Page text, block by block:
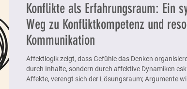
Konflikte als Erfahrungsraum: Ein
Weg zu Konfliktkompetenz und
Kommunikation
Affektlogik zeigt, dass Gefühle das Denken
durch Inhalte, sondern durch affektive Dynamiken
Affekte, verengt sich der Lösungsraum; Argumente